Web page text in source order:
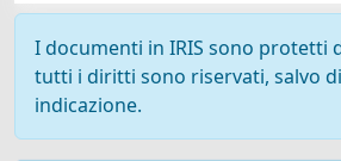
I documenti in IRIS sono protetti
tutti i diritti sono riservati, salvo
indicazione.